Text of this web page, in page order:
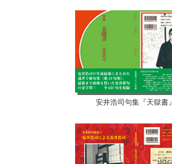
安井浩司句集『天獄書』